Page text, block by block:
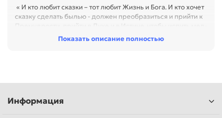
« И кто любит сказки – тот любит Жизнь и Бога. И кто хочет
сказку сделать былью - должен преобразиться и прийти к
Премудрости, прийти в Духе и в Истине, чтобы испить мед-
вино из волшебной Чаши Жизни». (2)
Соловьева Н.А., Сысолятина Г.А., Топорищева Н.Н. Словарь
2. Гоч В.П., Белов С.В. Работа в Причине. Третья ступень. -
Показать описание полностью
Информация